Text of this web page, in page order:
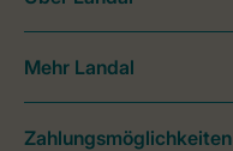
Mehr Landal
Zahlungsmöglichkeiten